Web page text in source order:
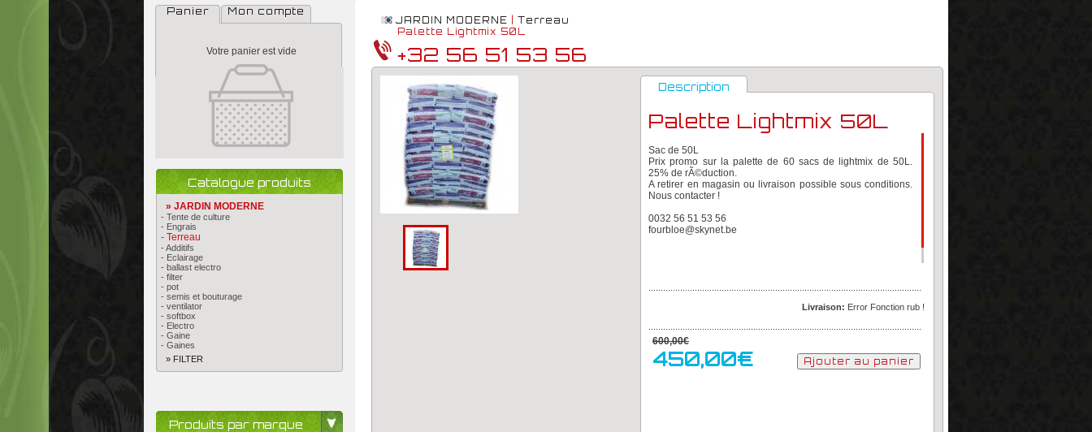
Panier Mon compte
Votre panier est vide
Catalogue produits
» JARDIN MODERNE
- Tente de culture
- Engrais
- Terreau
- Additifs
- Eclairage
- ballast electro
- filter
- pot
- semis et bouturage
- ventilator
- softbox
- Electro
- Gaine
- Gaines
» FILTER
Produits par marque
JARDIN MODERNE
Terreau
Palette Lightmix 50L
+32 56 51 53 56
Description
Palette Lightmix 50L
Sac de 50L
Prix promo sur la palette de 60 sacs de lightmix de 50L.
25% de rÃ©duction.
A retirer en magasin ou livraison possible sous conditions.
Nous contacter !
0032 56 51 53 56
fourbloe@skynet.be
Livraison: Error Fonction rub !
600,00€
450,00€